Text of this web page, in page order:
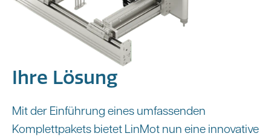
Ihre Lösung
Mit der Einführung eines umfassenden
Komplettpakets bietet LinMot nun eine innovative